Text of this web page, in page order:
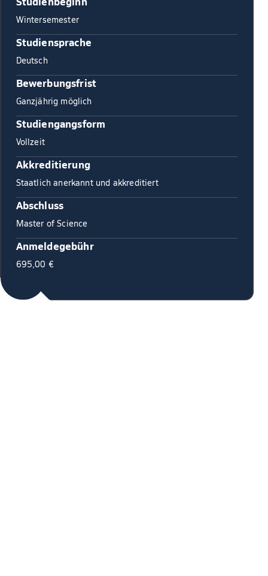
Wintersemester
Studiensprache
Deutsch
Bewerbungsfrist
Ganzjährig möglich
Studiengangsform
Vollzeit
Akkreditierung
Staatlich anerkannt und akkreditiert
Abschluss
Master of Science
Anmeldegebühr
695,00 €